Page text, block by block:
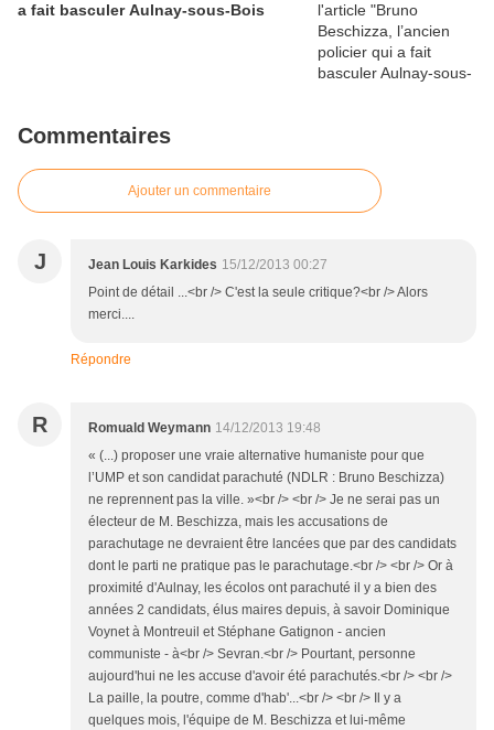
a fait basculer Aulnay-sous-Bois
Commentaires
Ajouter un commentaire
J Jean Louis Karkides 15/12/2013 00:27
Point de détail ...<br /> C'est la seule critique?<br /> Alors
merci....
Répondre
R Romuald Weymann 14/12/2013 19:48
« (...) proposer une vraie alternative humaniste pour que
l’UMP et son candidat parachuté (NDLR : Bruno Beschizza)
ne reprennent pas la ville. »<br /> <br /> Je ne serai pas un
électeur de M. Beschizza, mais les accusations de
parachutage ne devraient être lancées que par des candidats
dont le parti ne pratique pas le parachutage.<br /> <br /> Or à
proximité d'Aulnay, les écolos ont parachuté il y a bien des
années 2 candidats, élus maires depuis, à savoir Dominique
Voynet à Montreuil et Stéphane Gatignon - ancien
communiste - à<br /> Sevran.<br /> Pourtant, personne
aujourd'hui ne les accuse d'avoir été parachutés.<br /> <br />
La paille, la poutre, comme d'hab'...<br /> <br /> Il y a
quelques mois, l'équipe de M. Beschizza et lui-même